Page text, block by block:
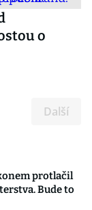
o
Další
protlačil
Bude to